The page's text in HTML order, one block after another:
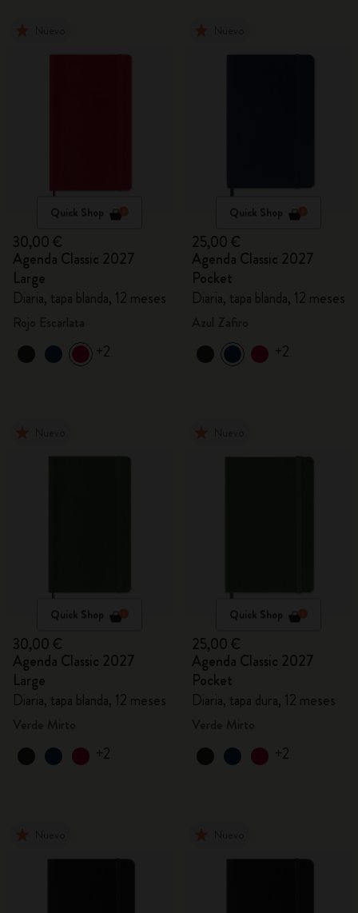
Quick Shop
30,00 €
Agenda Classic 2027
Large
Diaria, tapa blanda, 12 meses
+2
Quick Shop
25,00 €
Agenda Classic 2027
Pocket
Diaria, tapa blanda, 12 meses
+2
Quick Shop
30,00 €
Agenda Classic 2027
Large
Diaria, tapa blanda, 12 meses
+2
Quick Shop
25,00 €
Agenda Classic 2027
Pocket
Diaria, tapa dura, 12 meses
+2